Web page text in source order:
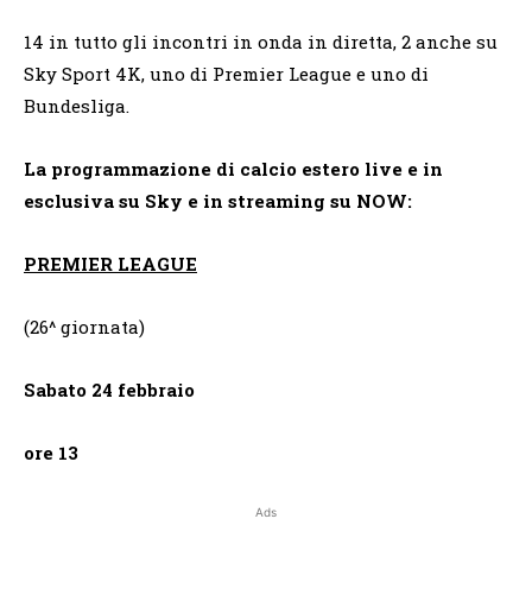
14 in tutto gli incontri in onda in diretta, 2 anche su
Sky Sport 4K, uno di Premier League e uno di
Bundesliga.
La programmazione di calcio estero live e in
esclusiva su Sky e in streaming su NOW:
PREMIER LEAGUE
(26^ giornata)
Sabato 24 febbraio
ore 13
Ads